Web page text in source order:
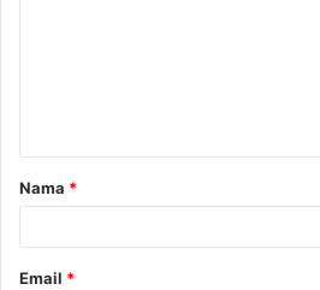
a
r
Nama *
Email *